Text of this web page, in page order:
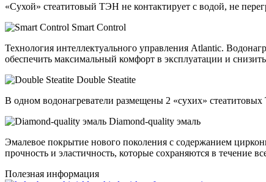
«Сухой» стеатитовый ТЭН не контактирует с водой, не
Smart Control
Технология интеллектуального управления Atlantic.
обеспечить максимальный комфорт в эксплуатации и
Double Steatite
В одном водонагреватели размещены 2 «сухих»
Diamond-quality эмаль
Эмалевое покрытие нового поколения с содержанием
прочность и эластичность, которые сохраняются в течение
Полезная информация